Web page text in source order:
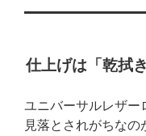
仕上げは「乾拭
ユニバーサルレザー
見落とされがちなの